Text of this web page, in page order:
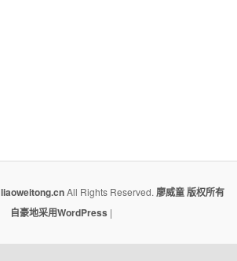
liaoweitong.cnAll Rights Reserved. 廖威童版权所有
自豪地采用WordPress |